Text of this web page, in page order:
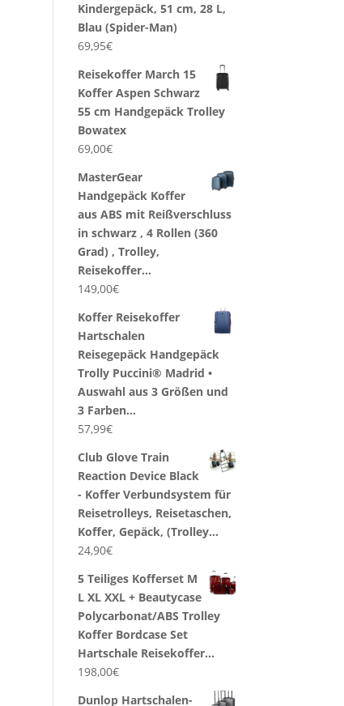
Kindergepäck, 51 cm, 28 L,
Blau (Spider-Man)
69,95€
Reisekoffer March 15
Koffer Aspen Schwarz
55 cm Handgepäck Trolley
Bowatex
69,00€
MasterGear
Handgepäck Koffer
aus ABS mit Reißverschluss
in schwarz , 4 Rollen (360
Grad) , Trolley,
Reisekoffer…
149,00€
Koffer Reisekoffer
Hartschalen
Reisegepäck Handgepäck
Trolly Puccini® Madrid •
Auswahl aus 3 Größen und
3 Farben…
57,99€
Club Glove Train
Reaction Device Black
- Koffer Verbundsystem für
Reisetrolleys, Reisetaschen,
Koffer, Gepäck, (Trolley…
24,90€
5 Teiliges Kofferset M
L XL XXL + Beautycase
Polycarbonat/ABS Trolley
Koffer Bordcase Set
Hartschale Reisekoffer…
198,00€
Dunlop Hartschalen-